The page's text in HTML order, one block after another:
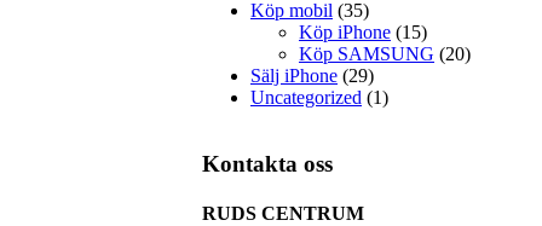
Köp mobil (35)
Köp iPhone (15)
Köp SAMSUNG (20)
Sälj iPhone (29)
Uncategorized (1)
Kontakta oss
RUDS CENTRUM